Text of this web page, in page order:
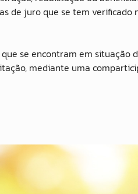
de juro que se tem verificado
se encontram em situação
mediante uma